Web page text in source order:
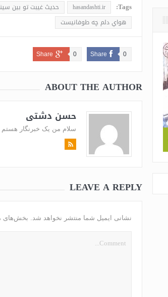
Tags:
hasandashti.ir حديث غيبت تو بين
هواي دلم چه طوفانيست
Share 0
Share 0
ABOUT THE AUTHOR
حسن دشتی
سلام من یک خبرنگار هستم
LEAVE A REPLY
نشانی ایمیل شما منتشر نخواهد شد. بخش‌های
جلوه ای از همدلی و صمیمیت به
سبک و سیاق دوران دفاع مقدس /